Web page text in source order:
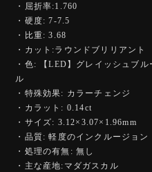
・屈折率:1.760
・硬度: 7-7.5
・比重: 3.68
・カット:ラウンドブリリアント
・色: 【LED】グレイッシュブ
ル
・特殊効果: カラーチェンジ
・カラット: 0.14ct
・サイズ: 3.12×3.07×1.96mm
・品質: 軽度のインクルージョン
・処理の有無: 無し
・主な産地:マダガスカル